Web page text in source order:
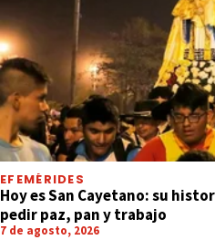
EFEMÉRIDES
Hoy es San Cayetano: su
pedir paz, pan y trabajo
7 de agosto, 2026